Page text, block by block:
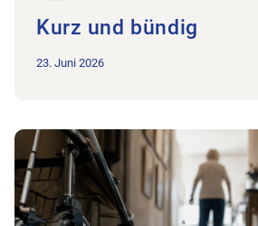
Kurz und bündig
23. Juni 2026
Zum Beitrag Praktische